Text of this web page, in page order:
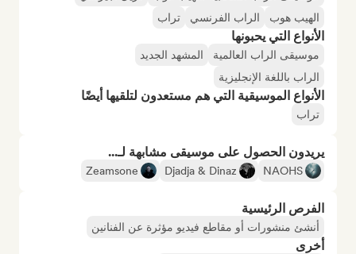
الهيب هوب
الراب الفرنسي تراب
الأنواع التي يحبونها
موسيقى الراب العالمية
المشهد الجديد
الراب باللغة الإنجليزية
الأنواع الموسيقية التي هم مستعدون لتلقيها أيضًا
تراب
يريدون الحصول على موسيقى مشابهة لـ...
NAOHS
Djadja & Dinaz
Zeamsone
الفرص الرئيسية
أنشئ منشورات أو مقاطع فيديو مؤثرة عن الفنانين
أخرى